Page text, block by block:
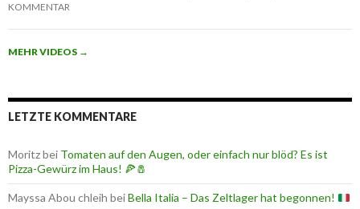
KOMMENTAR
MEHR VIDEOS →
LETZTE KOMMENTARE
Moritzbei Tomaten auf den Augen, oder einfach nur blöd? Es ist
Pizza-Gewürz im Haus! 🍕🧂
Mayssa Abou chleih beiBella Italia – Das Zeltlager hat begonnen!